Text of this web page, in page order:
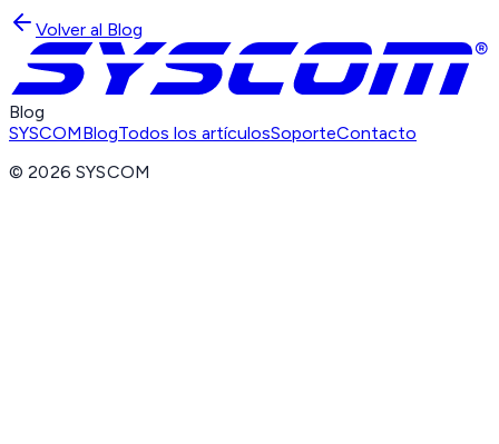
Volver al Blog
Blog
SYSCOMBlogTodos los artículosSoporteContacto
©2026 SYSCOM